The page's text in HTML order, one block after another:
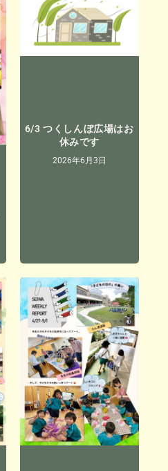
6/3 つくしんぼ広場はお
休みです
2026年6月3日